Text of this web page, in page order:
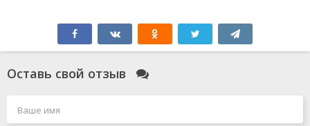
Оставь свой отзыв